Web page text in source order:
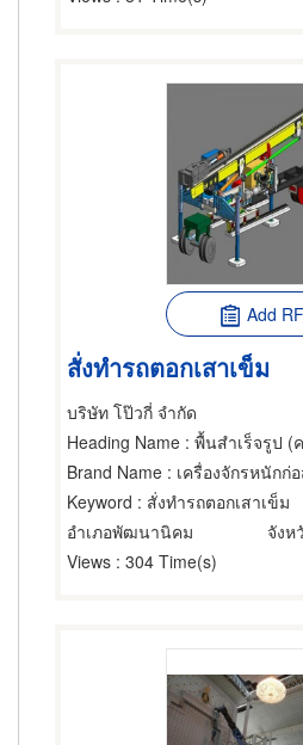
Add
สั่งทำรถตอกเสาเข็ม
บริษัท โป๊วกี่ จำกัด
Heading Name : พื้นสำเร็จรูป (คอนกรีตเสริมเหล็กและอั
Brand Name : เครื่องจักรหนักก่
Keyword : สั่งทำรถตอกเสาเข็ม
อำเภอพัฒนานิคม
จังห
Views : 304 Time(s)